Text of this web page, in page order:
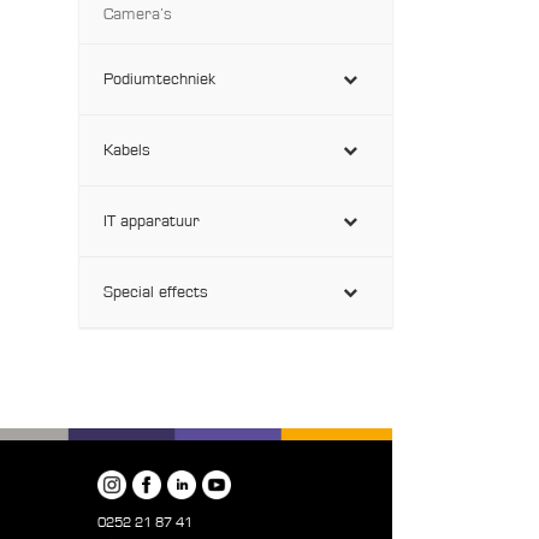
Camera’s
Podiumtechniek
Kabels
IT apparatuur
Special effects
0252 21 87 41